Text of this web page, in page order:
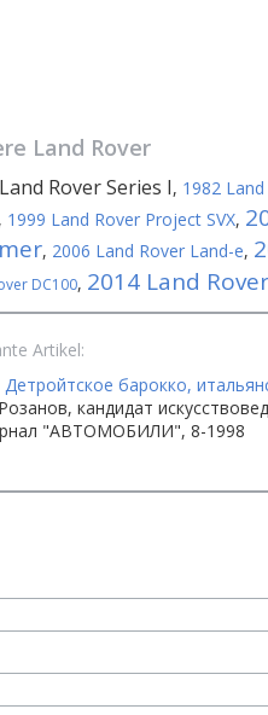
Land Rover
Rover Series I, 1982
, 1999 Land Rover Project SVX,
, 2006 Land Rover Land-e,
DC100, 2014 Land
Artikel:
Детройтское барокко,
кандидат
"АВТОМОБИЛИ", 8-1998